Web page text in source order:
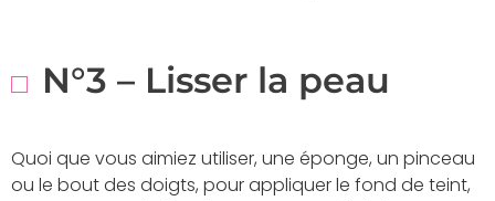
N°3 – Lisser la peau
Quoi que vous aimiez utiliser, une éponge, un pinceau
ou le bout des doigts, pour appliquer le fond de teint,